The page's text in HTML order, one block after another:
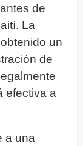
de
La
un
de
efectiva a
a una